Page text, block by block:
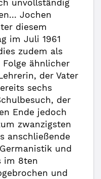
unvollständig
Jochen
diesem
im Juli 1961
zudem als
ähnlicher
der Vater
sechs
der
Ende jedoch
zwanzigsten
anschließende
und
im 8ten
und